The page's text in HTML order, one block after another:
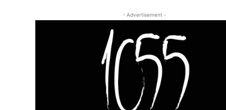
- Advertisement -